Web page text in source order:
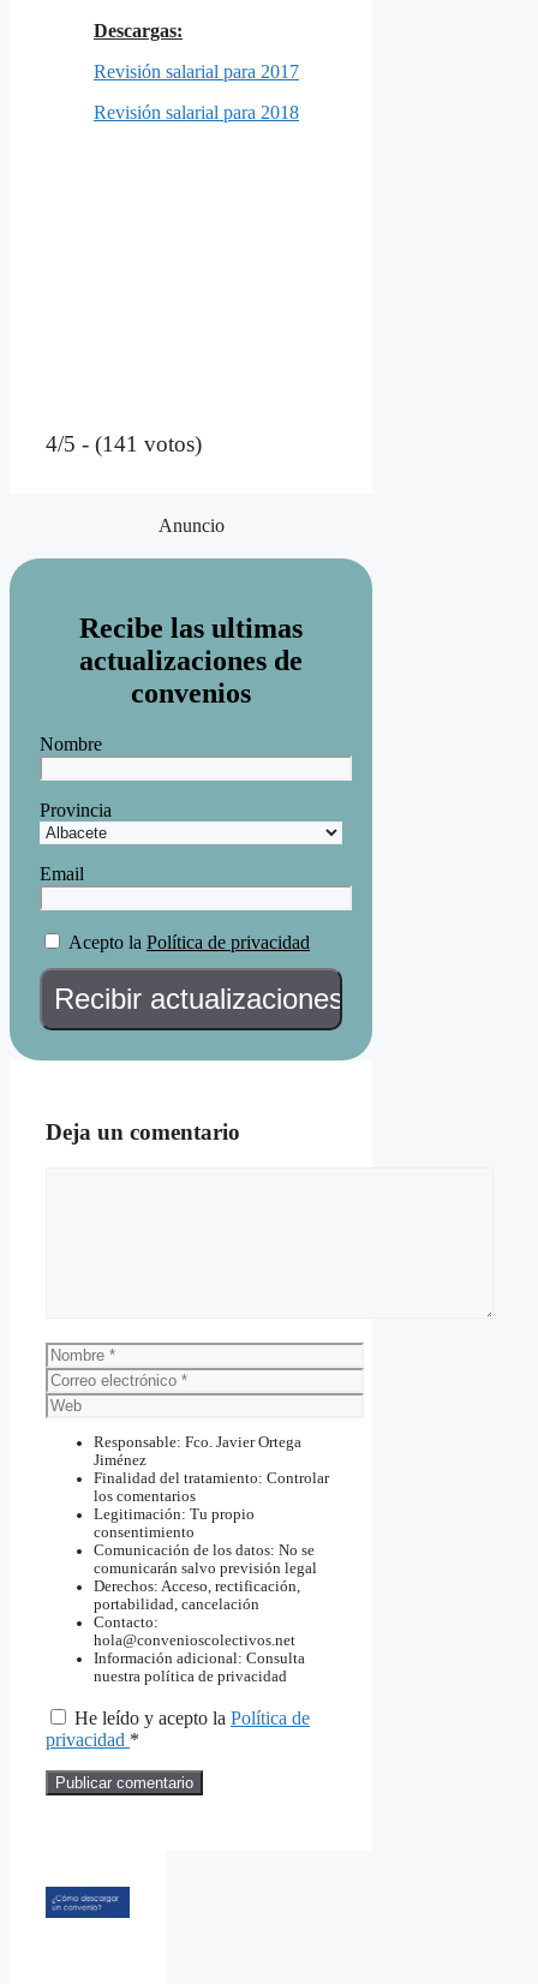
Descargas:
Revisión salarial para 2017
Revisión salarial para 2018
4/5 - (141 votos)
Anuncio
Recibe las ultimas
actualizaciones de
convenios
Nombre
Provincia
Email
Acepto la Política de privacidad
Deja un comentario
Nombre
Correo
electrónico
Web
Responsable: Fco. Javier Ortega
Jiménez
Finalidad del tratamiento: Controlar
los comentarios
Legitimación: Tu propio
consentimiento
Comunicación de los datos: No se
comunicarán salvo previsión legal
Derechos: Acceso, rectificación,
portabilidad, cancelación
Contacto:
hola@convenioscolectivos.net
Información adicional: Consulta
nuestra política de privacidad
He leído y acepto la Política de
privacidad *